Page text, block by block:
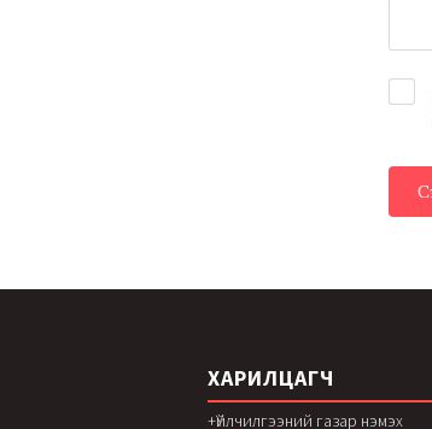
ХАРИЛЦАГЧ
+Үйлчилгээний газар нэмэх